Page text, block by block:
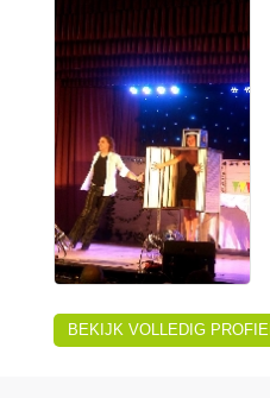
BEKIJK VOLLEDIG PROFIEL